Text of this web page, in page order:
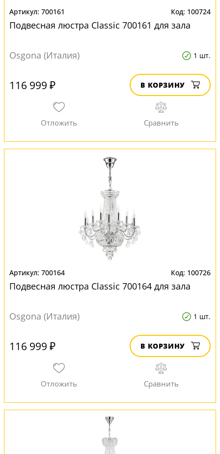
700161 100724
Подвесная люстра Classic 700161 для зала
Osgona (Италия) 1 шт.
116 999 ₽ В КОРЗИНУ
700164 100726
Подвесная люстра Classic 700164 для зала
Osgona (Италия) 1 шт.
116 999 ₽ В КОРЗИНУ